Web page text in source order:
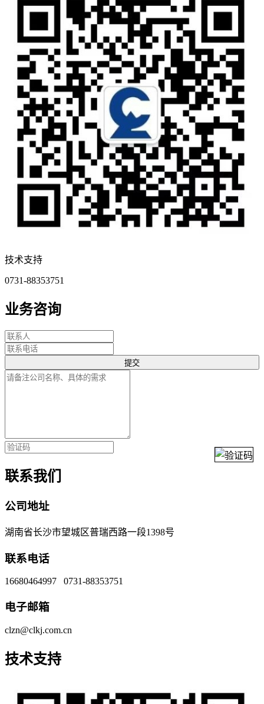
技术支持
0731-88353751
业务咨询
提交
联系我们
公司地址
湖南省长沙市望城区普瑞西路一段1398号
联系电话
16680464997 0731-88353751
电子邮箱
clzn@clkj.com.cn
技术支持